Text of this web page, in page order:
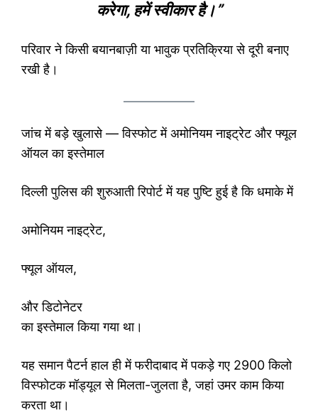
करेगा, हमें स्वीकार है।”
परिवार ने किसी बयानबाज़ी या भावुक प्रतिक्रिया से दूरी बनाए
रखी है।
जांच में बड़े खुलासे — विस्फोट में अमोनियम नाइट्रेट और फ्यूल
ऑयल का इस्तेमाल
दिल्ली पुलिस की शुरुआती रिपोर्ट में यह पुष्टि हुई है कि धमाके में
अमोनियम नाइट्रेट,
फ्यूल ऑयल,
और डिटोनेटर
का इस्तेमाल किया गया था।
यह समान पैटर्न हाल ही में फरीदाबाद में पकड़े गए 2900 किलो
विस्फोटक मॉड्यूल से मिलता-जुलता है, जहां उमर काम किया
करता था।